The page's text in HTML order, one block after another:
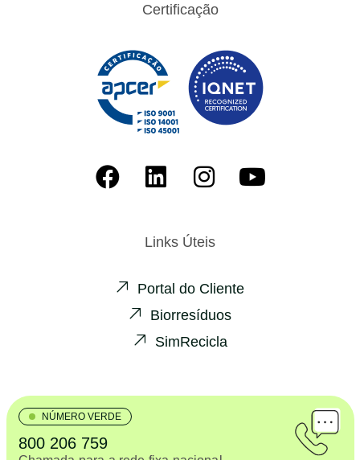
Certificação
Links Úteis
Portal do Cliente
Biorresíduos
SimRecicla
NÚMERO VERDE
800 206 759